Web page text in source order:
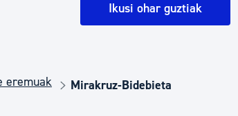
Ikusi ohar guztiak
eremuak Mirakruz-Bidebieta